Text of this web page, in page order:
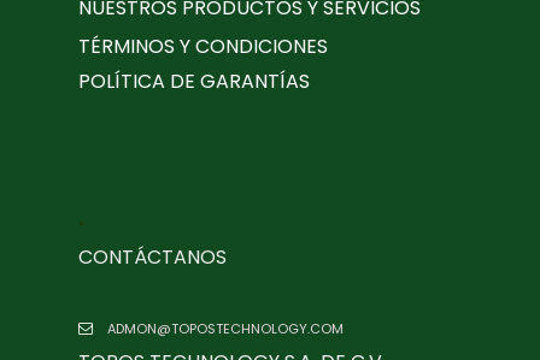
NUESTROS PRODUCTOS Y SERVICIOS
TÉRMINOS Y CONDICIONES
POLÍTICA DE GARANTÍAS
CONTÁCTANOS
ADMON@TOPOSTECHNOLOGY.COM